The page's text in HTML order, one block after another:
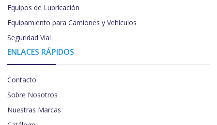
Equipos de Lubricación
Equipamiento para Camiones y Vehículos
Seguridad Vial
ENLACES RÁPIDOS
Contacto
Sobre Nosotros
Nuestras Marcas